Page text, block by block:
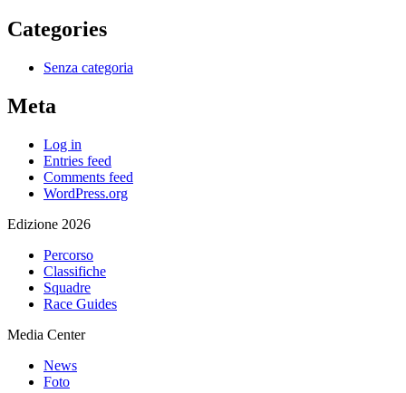
Categories
Senza categoria
Meta
Log in
Entries feed
Comments feed
WordPress.org
Edizione 2026
Percorso
Classifiche
Squadre
Race Guides
Media Center
News
Foto